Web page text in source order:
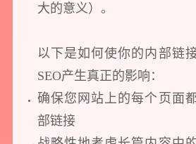
大的意义）。
以下是如何使你的内部链
SEO产生真正的影响：
确保您网站上的每个页面
部链接